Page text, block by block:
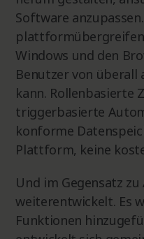
Software
Windows und den
Benutzer von überall
kann. Rollenbasierte
triggerbasierte
konforme
Plattform, keine
Und im Gegensatz
weiterentwickelt. Es
Funktionen